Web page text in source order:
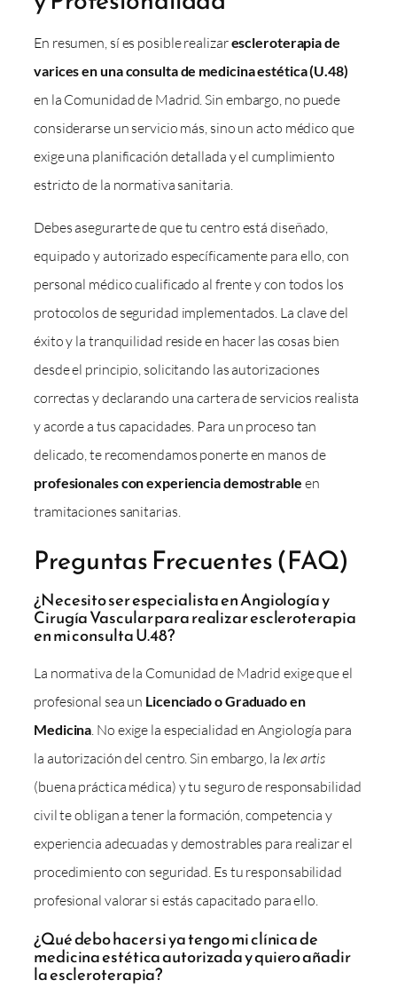
En resumen, sí es posible realizarescleroterapia de
varices en una consulta de medicina estética (U.48)
en la Comunidad de Madrid. Sin embargo, no puede
considerarse un servicio más, sino un acto médico que
exige una planificación detallada y el cumplimiento
estricto de la normativa sanitaria.
Debes asegurarte de que tu centro está diseñado,
equipado y autorizado específicamente para ello, con
personal médico cualificado al frente y con todos los
protocolos de seguridad implementados. La clave del
éxito y la tranquilidad reside en hacer las cosas bien
desde el principio, solicitando las autorizaciones
correctas y declarando una cartera de servicios realista
y acorde a tus capacidades. Para un proceso tan
delicado, te recomendamos ponerte en manos de
profesionales con experiencia demostrable en
tramitaciones sanitarias.
Preguntas Frecuentes (FAQ)
¿Necesito ser especialista en Angiología y
Cirugía Vascular para realizar escleroterapia
en mi consulta U.48?
La normativa de la Comunidad de Madrid exige que el
profesional sea un Licenciado o Graduado en
Medicina . No exige la especialidad en Angiología para
la autorización del centro. Sin embargo, la lex artis
(buena práctica médica) y tu seguro de responsabilidad
civil te obligan a tener la formación, competencia y
experiencia adecuadas y demostrables para realizar el
procedimiento con seguridad. Es tu responsabilidad
profesional valorar si estás capacitado para ello.
¿Qué debo hacer si ya tengo mi clínica de
medicina estética autorizada y quiero añadir
la escleroterapia?